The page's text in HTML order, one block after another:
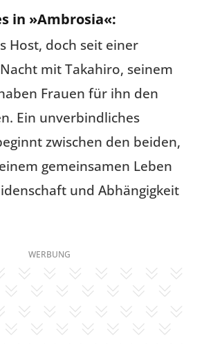
in »Ambrosia«:
Host, doch seit einer
mit Takahiro, seinem
Frauen für ihn den
Ein unverbindliches
zwischen den beiden,
gemeinsamen Leben
und Abhängigkeit
WERBUNG